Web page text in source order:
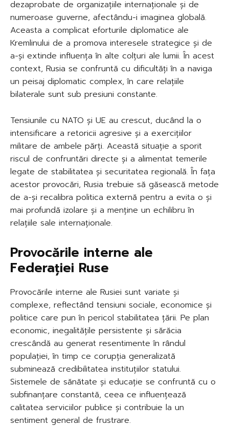
dezaprobate de organizațiile internaționale și de
numeroase guverne, afectându-i imaginea globală.
Aceasta a complicat eforturile diplomatice ale
Kremlinului de a promova interesele strategice și de
a-și extinde influența în alte colțuri ale lumii. În acest
context, Rusia se confruntă cu dificultăți în a naviga
un peisaj diplomatic complex, în care relațiile
bilaterale sunt sub presiuni constante.
Tensiunile cu NATO și UE au crescut, ducând la o
intensificare a retoricii agresive și a exercițiilor
militare de ambele părți. Această situație a sporit
riscul de confruntări directe și a alimentat temerile
legate de stabilitatea și securitatea regională. În fața
acestor provocări, Rusia trebuie să găsească metode
de a-și recalibra politica externă pentru a evita o și
mai profundă izolare și a menține un echilibru în
relațiile sale internaționale.
Provocările interne ale
Federației Ruse
Provocările interne ale Rusiei sunt variate și
complexe, reflectând tensiuni sociale, economice și
politice care pun în pericol stabilitatea țării. Pe plan
economic, inegalitățile persistente și sărăcia
crescândă au generat resentimente în rândul
populației, în timp ce corupția generalizată
subminează credibilitatea instituțiilor statului.
Sistemele de sănătate și educație se confruntă cu o
subfinanțare constantă, ceea ce influențează
calitatea serviciilor publice și contribuie la un
sentiment general de frustrare.